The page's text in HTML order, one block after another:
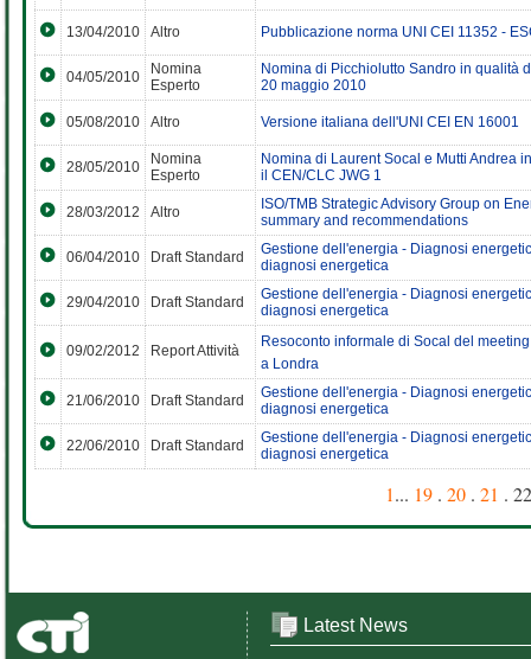
13/04/2010 Altro Pubblicazione norma UNI CEI 11352 -
04/05/2010
Nomina
Esperto
Nomina di Picchiolutto Sandro in qualità
20 maggio 2010
05/08/2010 Altro Versione italiana dell'UNI CEI EN 16001
28/05/2010
Nomina
Esperto
Nomina di Laurent Socal e Mutti Andrea
il CEN/CLC JWG 1
28/03/2012 Altro
ISO/TMB Strategic Advisory Group on
summary and recommendations
06/04/2010 Draft Standard
Gestione dell'energia - Diagnosi
diagnosi energetica
29/04/2010 Draft Standard
Gestione dell'energia - Diagnosi
diagnosi energetica
09/02/2012 Report Attività
Resoconto informale di Socal del
a Londra
21/06/2010 Draft Standard
Gestione dell'energia - Diagnosi
diagnosi energetica
22/06/2010 Draft Standard
Gestione dell'energia - Diagnosi
diagnosi energetica
1... 19 . 20 . 21 .
Latest News